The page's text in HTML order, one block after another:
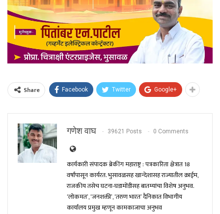
Share Facebook Twitter Google+
गणेश वाघ 39621 Posts 0 Comments
कार्यकारी संपादक ब्रेकींग महाराष्ट्र : पत्रकारिता क्षेत्रात 18
वर्षांपासून कार्यरत. भुसावळसह खान्देशासह राज्यातील क्राईम,
राजकीय तसेच घटना-घडामोंडीसह बातम्यांचा विशेष अनुभव.
‘लोकमत’, ‘जनशक्ती’, ‘तरुण भारत’ दैनिकात विभागीय
कार्यालय प्रमुख म्हणून कामकाजाचा अनुभव